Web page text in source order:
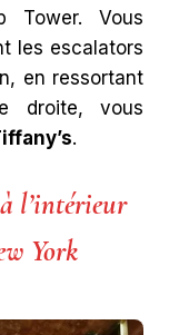
Tower. Vous
les escalators
en ressortant
droite, vous
.
l’intérieur
York